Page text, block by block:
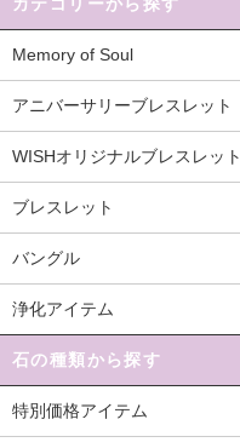
Memory of Soul
アニバーサリーブレスレット
WISHオリジナルブレスレット
ブレスレット
バングル
浄化アイテム
石の種類から探す
特別価格アイテム